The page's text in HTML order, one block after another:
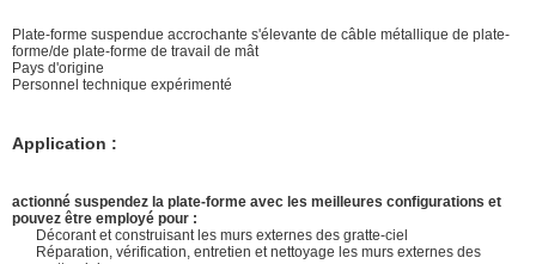
Plate-forme suspendue accrochante s'élevante de câble métallique de plate-
forme/de plate-forme de travail de mât
Pays d'origine
Personnel technique expérimenté
Application :
actionné suspendez la plate-forme avec les meilleures configurations et
pouvez être employé pour :
Décorant et construisant les murs externes des gratte-ciel
Réparation, vérification, entretien et nettoyage les murs externes des